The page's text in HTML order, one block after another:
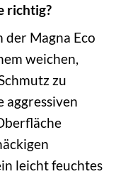
richtig?
der Magna Eco
weichen,
zu
aggressiven
leicht feuchtes